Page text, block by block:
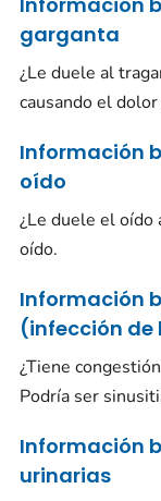
garganta
¿Le duele al
causando el
Información
oído
¿Le duele el oído
oído.
Información
(infección de
¿Tiene
Podría ser
Información
urinarias